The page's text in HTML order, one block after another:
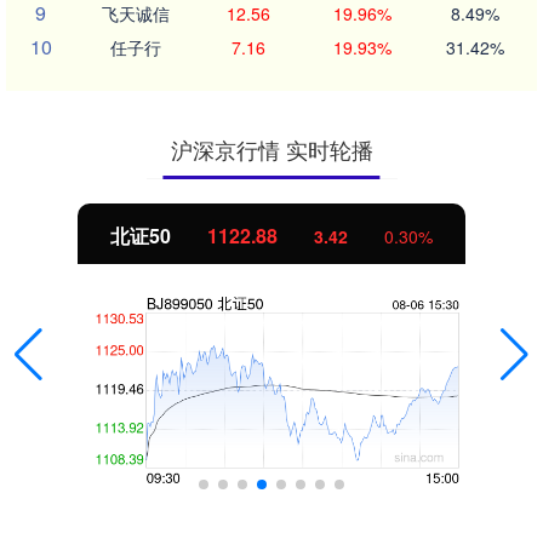
9 飞天诚信 12.56 19.96% 8.49%
10 任子行 7.16 19.93% 31.42%
沪深京行情 实时轮播
北证50 1122.88 3.42 0.30%